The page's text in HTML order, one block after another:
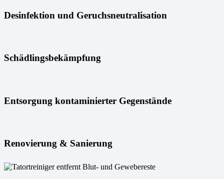
Desinfektion und Geruchsneutralisation
Schädlingsbekämpfung
Entsorgung kontaminierter Gegenstände
Renovierung & Sanierung